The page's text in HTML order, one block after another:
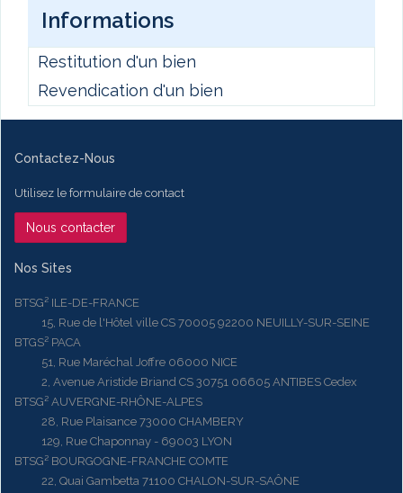
Informations
Restitution d'un bien
Revendication d'un bien
Contactez-Nous
Utilisez le formulaire de contact
Nous contacter
Nos Sites
BTSG² ILE-DE-FRANCE
15, Rue de l'Hôtel ville CS 70005 92200 NEUILLY-SUR-SEINE
BTGS² PACA
51, Rue Maréchal Joffre 06000 NICE
2, Avenue Aristide Briand CS 30751 06605 ANTIBES Cedex
BTSG² AUVERGNE-RHÔNE-ALPES
28, Rue Plaisance 73000 CHAMBERY
129, Rue Chaponnay - 69003 LYON
BTSG² BOURGOGNE-FRANCHE COMTE
22, Quai Gambetta 71100 CHALON-SUR-SAÔNE